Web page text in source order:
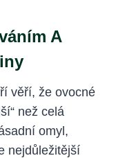
A
věří, že ovocné
než celá
omyl,
nejdůležitější